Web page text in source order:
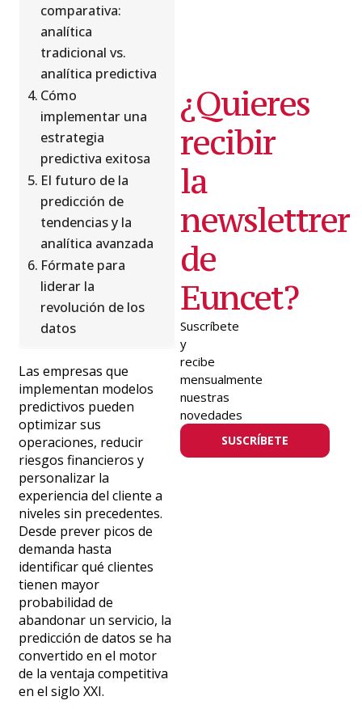
comparativa:
analítica
tradicional vs.
analítica predictiva
Cómo
implementar una
estrategia
predictiva exitosa
El futuro de la
predicción de
tendencias y la
analítica avanzada
Fórmate para
liderar la
revolución de los
datos
Las empresas que
implementan modelos
predictivos pueden
optimizar sus
operaciones, reducir
riesgos financieros y
personalizar la
experiencia del cliente a
niveles sin precedentes.
Desde prever picos de
demanda hasta
identificar qué clientes
tienen mayor
probabilidad de
abandonar un servicio, la
predicción de datos se ha
convertido en el motor
de la ventaja competitiva
en el siglo XXI.
¿Quieres
recibir
la
newslettrer
de
Euncet?
Suscríbete
y
recibe
mensualmente
nuestras
novedades
SUSCRÍBETE